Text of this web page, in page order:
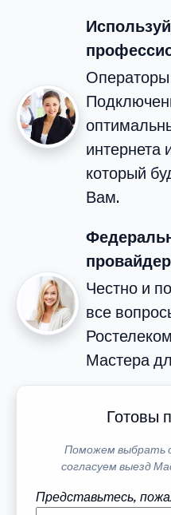
интернета
который
Вам.
провайдер
Честно и
все
Мастера
Готовы
Поможем выбрать
согласуем выезд
Представьтесь,